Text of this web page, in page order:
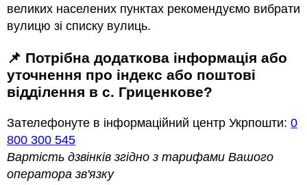
великих населених пунктах рекомендуємо вибрати
вулицю зі списку вулиць.
📌 Потрібна додаткова інформація або
уточнення про індекс або поштові
відділення в с. Гриценкове?
Зателефонуте в інформаційний центр Укрпошти: 0
800 300 545
Вартість дзвінків згідно з тарифами Вашого
оператора зв'язку